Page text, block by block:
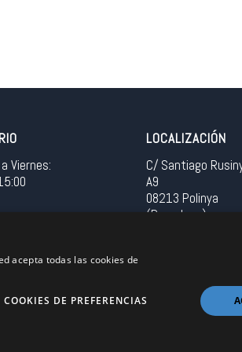
Viernes:
LOCALIZACIÓN
C/ Santiago
A9
08213 Polinya
(Barcelona)
acepta todas las cookies de
COOKIES DE PREFERENCIAS